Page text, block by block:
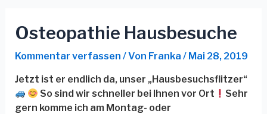
Osteopathie Hausbesuche
Kommentar verfassen / Von Franka / Mai 28, 2019
Jetzt ist er endlich da, unser „Hausbesuchsflitzer“
So sind wir schneller bei Ihnen vor Ort
Sehr
gern komme ich am Montag- oder